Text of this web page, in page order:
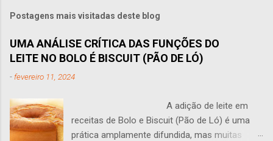
Postagens mais visitadas deste blog
UMA ANÁLISE CRÍTICA DAS FUNÇÕES DO
LEITE NO BOLO É BISCUIT (PÃO DE LÓ)
- fevereiro 11, 2024
A adição de leite em
receitas de Bolo e Biscuit (Pão de Ló) é uma
prática amplamente difundida, mas muitas